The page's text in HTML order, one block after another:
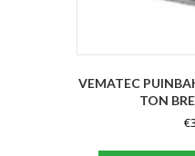
VEMATEC
TON
€